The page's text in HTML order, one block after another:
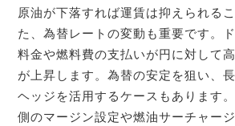
原油が下落すれば運賃は抑えられる
た、為替レートの変動も重要です。
料金や燃料費の支払いが円に対して
が上昇します。為替の安定を狙い、
ヘッジを活用するケースもあります
側のマージン設定や燃油サーチャー